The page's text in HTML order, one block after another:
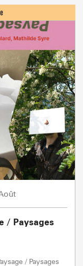
/ Paysages
/ Paysages